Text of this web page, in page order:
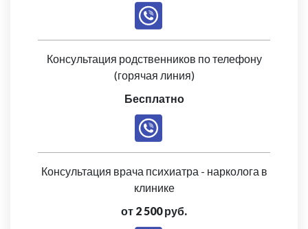
Консультация родственников по телефону
(горячая линия)
Бесплатно
Консультация врача психиатра - нарколога в
клинике
от 2 500 руб.